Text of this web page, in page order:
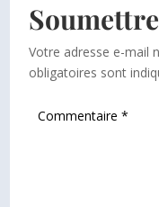
Votre adresse e-mail
obligatoires sont